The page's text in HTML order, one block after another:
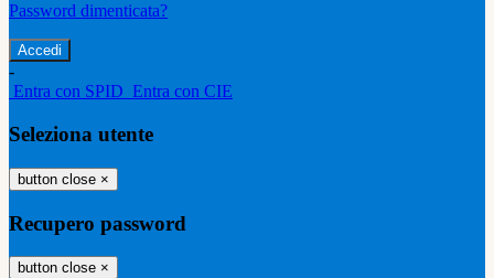
Password dimenticata?
-
Entra con SPID Entra con CIE
Seleziona utente
button close ×
Recupero password
button close ×